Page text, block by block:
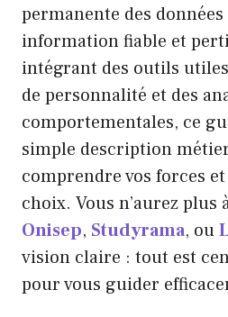
permanente des
information fiable et
intégrant des outils
de personnalité et des
comportementales, ce
simple description
comprendre vos forces
choix. Vous n’aurez
Onisep, Studyrama, ou
vision claire : tout est
pour vous guider